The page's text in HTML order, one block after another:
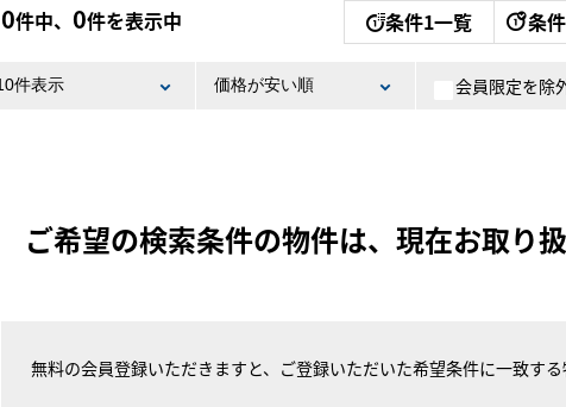
0件中、 0件を表示中 条件1一覧 条
会員限定を除
ご希望の検索条件の物件は、現在お取り
無料の会員登録いただきますと、ご登録いただいた希望条件に一致す